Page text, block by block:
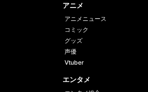
アニメ
アニメニュース
コミック
グッズ
声優
Vtuber
エンタメ